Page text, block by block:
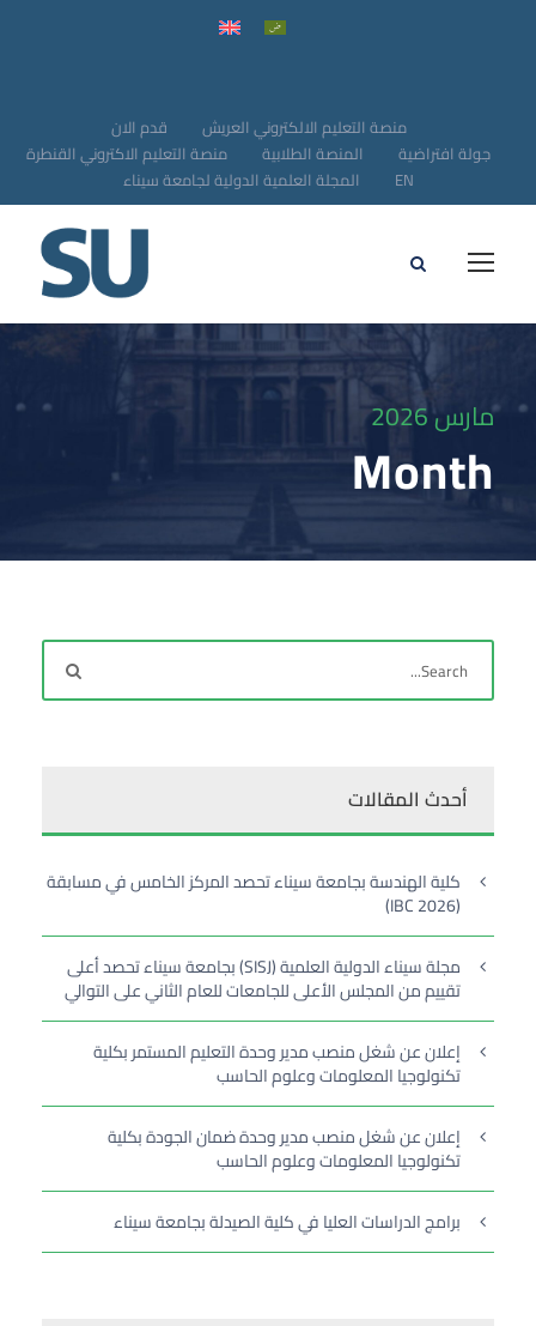
قدم الان
منصة التعليم الالكتروني العريش
منصة التعليم الاكتروني القنطرة
المنصة الطلابية
جولة افتراضية
المجلة العلمية الدولية لجامعة سيناء
EN
مارس 2026
Month
أحدث المقالات
كلية الهندسة بجامعة سيناء تحصد المركز الخامس في مسابقة
(IBC 2026)
مجلة سيناء الدولية العلمية (SISJ) بجامعة سيناء تحصد أعلى
تقييم من المجلس الأعلى للجامعات للعام الثاني على التوالي
إعلان عن شغل منصب مدير وحدة التعليم المستمر بكلية
تكنولوجيا المعلومات وعلوم الحاسب
إعلان عن شغل منصب مدير وحدة ضمان الجودة بكلية
تكنولوجيا المعلومات وعلوم الحاسب
برامج الدراسات العليا في كلية الصيدلة بجامعة سيناء